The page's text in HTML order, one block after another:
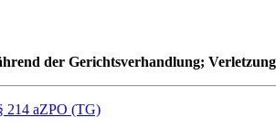
der Gerichtsverhandlung;
214 aZPO (TG)